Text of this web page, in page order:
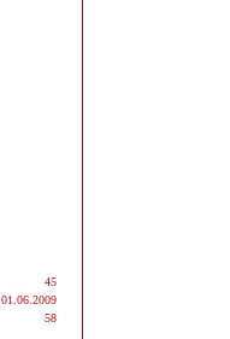
45
01.06.2009
58